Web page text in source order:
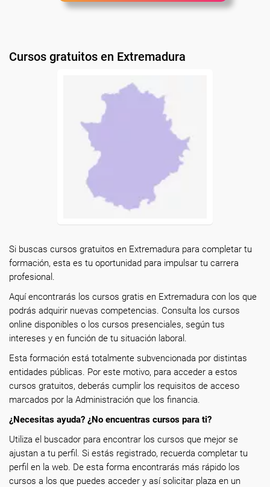
Cursos gratuitos en Extremadura
Si buscas cursos gratuitos en Extremadura para completar tu
formación, esta es tu oportunidad para impulsar tu carrera
profesional.
Aquí encontrarás los cursos gratis en Extremadura con los que
podrás adquirir nuevas competencias. Consulta los cursos
online disponibles o los cursos presenciales, según tus
intereses y en función de tu situación laboral.
Esta formación está totalmente subvencionada por distintas
entidades públicas. Por este motivo, para acceder a estos
cursos gratuitos, deberás cumplir los requisitos de acceso
marcados por la Administración que los financia.
¿Necesitas ayuda? ¿No encuentras cursos para ti?
Utiliza el buscador para encontrar los cursos que mejor se
ajustan a tu perfil. Si estás registrado, recuerda completar tu
perfil en la web. De esta forma encontrarás más rápido los
cursos a los que puedes acceder y así solicitar plaza en un